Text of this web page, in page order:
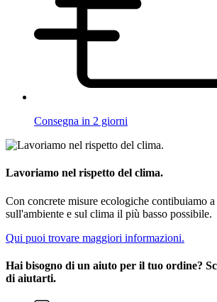
Consegna in 2 giorni
Lavoriamo nel rispetto del clima.
Con concrete misure ecologiche contibuiamo
sull'ambiente e sul clima il più basso possibile.
Qui puoi trovare maggiori informazioni.
Hai bisogno di un aiuto per il tuo ordine?
di aiutarti.